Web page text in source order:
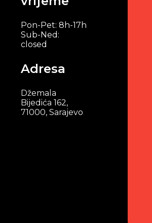
Pon-Pet: 8h-17h
Sub-Ned:
closed
Adresa
Džemala
Bijedića 162,
71000, Sarajevo